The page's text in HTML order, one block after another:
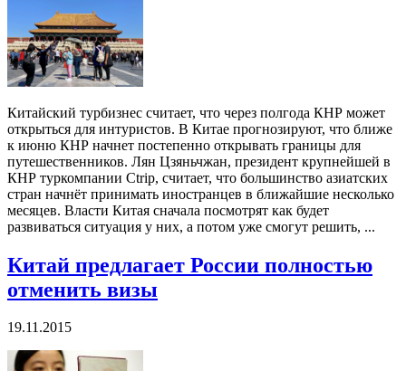
Китайский турбизнес считает, что через полгода КНР может
открыться для интуристов. В Китае прогнозируют, что ближе
к июню КНР начнет постепенно открывать границы для
путешественников. Лян Цзяньчжан, президент крупнейшей в
КНР туркомпании Ctrip, считает, что большинство азиатских
стран начнёт принимать иностранцев в ближайшие несколько
месяцев. Власти Китая сначала посмотрят как будет
развиваться ситуация у них, а потом уже смогут решить, ...
Китай предлагает России полностью
отменить визы
19.11.2015